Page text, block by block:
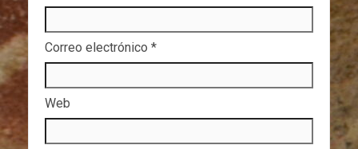
Correo electrónico *
Web